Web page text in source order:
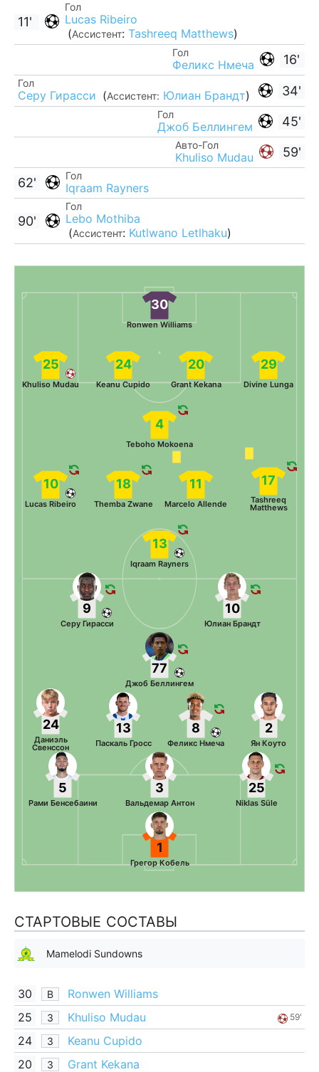
Гол
Lucas Ribeiro
(Ассистент: Tashreeq Matthews)
11'
16'
Гол
Феликс Нмеча
34'
Гол
Серу Гирасси (Ассистент: Юлиан Брандт)
45'
Гол
Джоб Беллингем
59'
Авто-Гол
Khuliso Mudau
Гол
Iqraam Rayners
62'
Гол
Lebo Mothiba
(Ассистент: Kutlwano Letlhaku)
90'
30
Ronwen Williams
29
Divine Lunga
20
Grant Kekana
24
Keanu Cupido
25
Khuliso Mudau
4
Teboho Mokoena
17
Tashreeq
Matthews
11
Marcelo Allende
18
Themba Zwane
10
Lucas Ribeiro
13
Iqraam Rayners
1
Грегор Кобель
5
Рами Бенсебаини
3
Вальдемар Антон
25
Niklas Süle
24
Даниэль
Свенссон
13
Паскаль Гросс
8
Феликс Нмеча
2
Ян Коуто
77
Джоб Беллингем
9
Серу Гирасси
10
Юлиан Брандт
СТАРТОВЫЕ СОСТАВЫ
Mamelodi Sundowns
30 В
Ronwen Williams
25
З Khuliso Mudau 59'
24 З
Keanu Cupido
20
З
Grant Kekana